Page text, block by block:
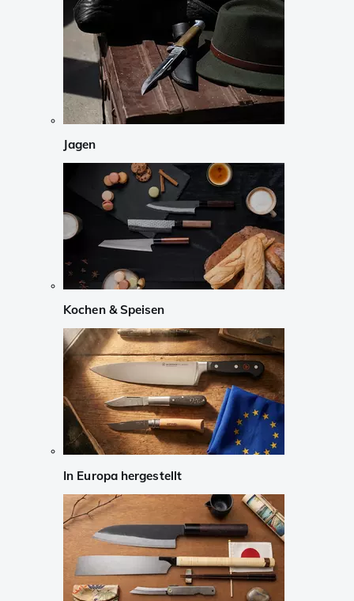
Jagen
Kochen & Speisen
In Europa hergestellt